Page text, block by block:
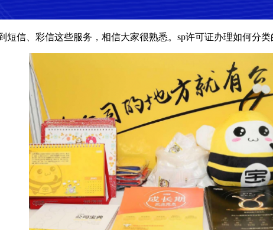
短信、彩信这些服务，相信大家很熟悉。sp许可证办理如何分